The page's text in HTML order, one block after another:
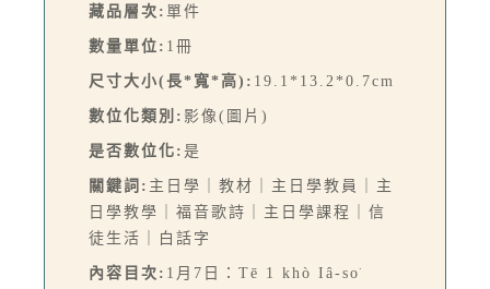
藏品層次: 單件
數量單位: 1冊
尺寸大小(長*寬*高): 19.1*13.2*0.7cm
數位化類別: 影像(圖片)
是否數位化: 是
關鍵詞: 主日學｜教材｜主日學教員｜主
日學教學｜福音歌詩｜主日學課程｜信
徒生活｜白話字
內容目次: 1月7日：Tē 1 khò Iâ-so͘